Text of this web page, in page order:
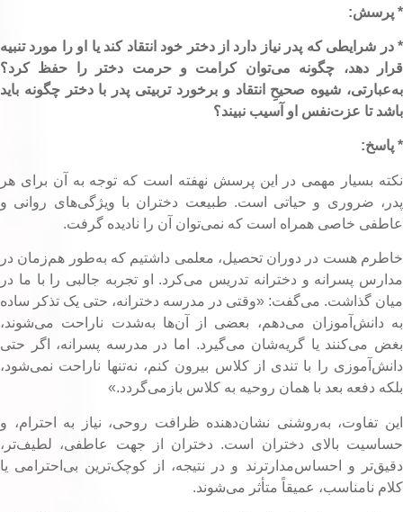
پرسش:
در شرایطی که پدر نیاز دارد از دختر خود انتقاد کند یا او را مورد تنبیه
دهد، چگونه می‌توان کرامت و حرمت دختر را حفظ کرد؟
شیوه صحیحِ انتقاد و برخورد تربیتی پدر با دختر چگونه باید
تا عزت‌نفس او آسیب نبیند؟
پاسخ:
بسیار مهمی در این پرسش نهفته است که توجه به آن برای هر
ضروری و حیاتی است. طبیعت دختران با ویژگی‌های روانی و
خاصی همراه است که نمی‌توان آن را نادیده گرفت.
هست در دوران تحصیل، معلمی داشتیم که به‌طور هم‌زمان در
پسرانه و دخترانه تدریس می‌کرد. او تجربه جالبی را با ما در
گذاشت. می‌گفت: «وقتی در مدرسه دخترانه، حتی یک تذکر ساده
دانش‌آموزان می‌دهم، بعضی از آن‌ها به‌شدت ناراحت می‌شوند،
می‌کنند یا گریه‌شان می‌گیرد. اما در مدرسه پسرانه، اگر حتی
را با تندی از کلاس بیرون کنم، نه‌تنها ناراحت نمی‌شود،
دفعه بعد با همان روحیه به کلاس بازمی‌گردد.»
تفاوت، به‌روشنی نشان‌دهنده ظرافت روحی، نیاز به احترام، و
بالای دختران است. دختران از جهت عاطفی، لطیف‌تر،
و احساس‌مدارترند و در نتیجه، از کوچک‌ترین بی‌احترامی یا
نامناسب، عمیقاً متأثر می‌شوند.